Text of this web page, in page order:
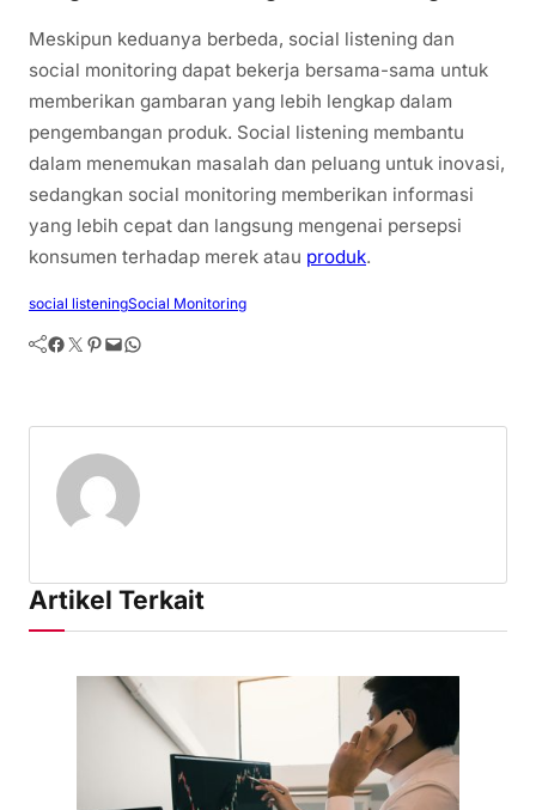
Meskipun keduanya berbeda, social listening dan
social monitoring dapat bekerja bersama-sama untuk
memberikan gambaran yang lebih lengkap dalam
pengembangan produk. Social listening membantu
dalam menemukan masalah dan peluang untuk inovasi,
sedangkan social monitoring memberikan informasi
yang lebih cepat dan langsung mengenai persepsi
konsumen terhadap merek atau produk.
social listeningSocial Monitoring
Facebook Twitter Pinterest Mail WhatsApp
Artikel Terkait